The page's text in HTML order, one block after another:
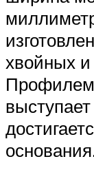
хвойных